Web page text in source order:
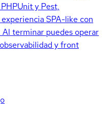
y Pest,
SPA-like con
terminar puedes operar
y front